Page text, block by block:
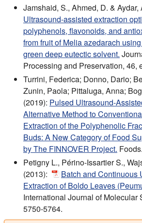
Jamshaid, S., Ahmed, D. & Aydar,
Ultrasound-assisted extraction
polyphenols, flavonoids, and
from fruit of Melia azedarach
green deep eutectic solvent.
Processing and Preservation, 46,
Turrini, Federica; Donno, Dario;
Zunin, Paola; Pittaluga, Anna;
(2019): Pulsed Ultrasound-
Alternative Method to
Extraction of the Polyphenolic
Buds: A New Category of Food
by The FINNOVER Project.
Petigny L., Périno-Issartier S.,
(2013):
Batch and Continuous
Extraction of Boldo Leaves
International Journal of Molecular
5750-5764.